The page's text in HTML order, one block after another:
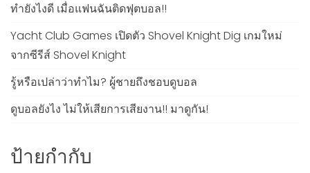
ทำยังไงดี เมื่อแฟนฉันติดฟุตบอล!!
Yacht Club Games เปิดตัว Shovel Knight Dig เกมใหม่
จากซีรีส์ Shovel Knight
รู้หรือเปล่าว่าทำไม? ผู้ชายถึงชอบดูบอล
ดูบอลยังไง ไม่ให้เสียการเสียงาน!! มาดูกัน!
ป้ายกำกับ